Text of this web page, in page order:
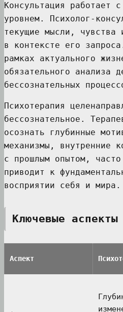
Консультация работает
уровнем. Психолог-
текущие мысли, чувства
в контексте его
рамках актуального
обязательного анализа
бессознательных
Психотерапия
бессознательное.
осознать глубинные
механизмы, внутренние
с прошлым опытом,
приводит к
восприятии себя и мира.
Ключевые
Аспект